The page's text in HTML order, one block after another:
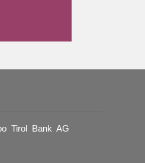
Tirol Bank AG